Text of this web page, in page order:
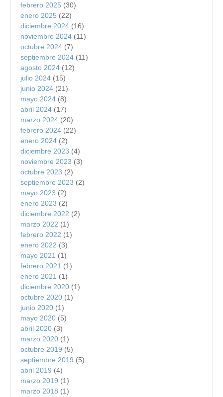
febrero 2025 (30)
enero 2025 (22)
diciembre 2024 (16)
noviembre 2024 (11)
octubre 2024 (7)
septiembre 2024 (11)
agosto 2024 (12)
julio 2024 (15)
junio 2024 (21)
mayo 2024 (8)
abril 2024 (17)
marzo 2024 (20)
febrero 2024 (22)
enero 2024 (2)
diciembre 2023 (4)
noviembre 2023 (3)
octubre 2023 (2)
septiembre 2023 (2)
mayo 2023 (2)
enero 2023 (2)
diciembre 2022 (2)
marzo 2022 (1)
febrero 2022 (1)
enero 2022 (3)
mayo 2021 (1)
febrero 2021 (1)
enero 2021 (1)
diciembre 2020 (1)
octubre 2020 (1)
junio 2020 (1)
mayo 2020 (5)
abril 2020 (3)
marzo 2020 (1)
octubre 2019 (5)
septiembre 2019 (5)
abril 2019 (4)
marzo 2019 (1)
marzo 2018 (1)